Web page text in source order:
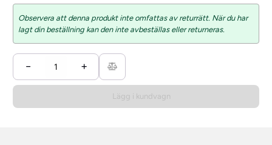
Observera att denna produkt inte omfattas av returrätt. När du har
lagt din beställning kan den inte avbeställas eller returneras.
− +
Lägg i kundvagn